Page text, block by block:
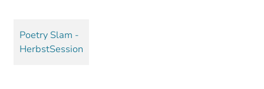
Poetry Slam -
HerbstSession